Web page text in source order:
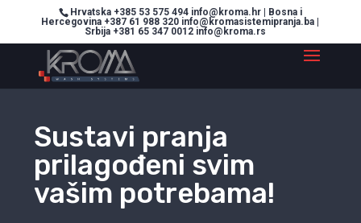
Hrvatska +385 53 575 494 info@kroma.hr | Bosna i
Hercegovina +387 61 988 320 info@kromasistemipranja.ba |
Srbija +381 65 347 0012 info@kroma.rs
Sustavi pranja
prilagođeni svim
vašim potrebama!